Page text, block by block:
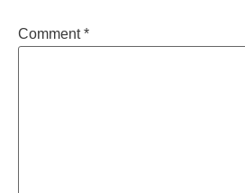
Comment*